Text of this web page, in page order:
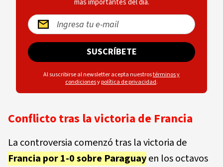
más importantes del día.
SUSCRÍBETE
Al suscribirse al newsletter acepta nuestrostérminos y
condicionesypolítica de privacidad.
Conflicto tras la victoria de Francia
La controversia comenzó tras la victoria de
Francia por 1-0 sobre Paraguayen los octavos